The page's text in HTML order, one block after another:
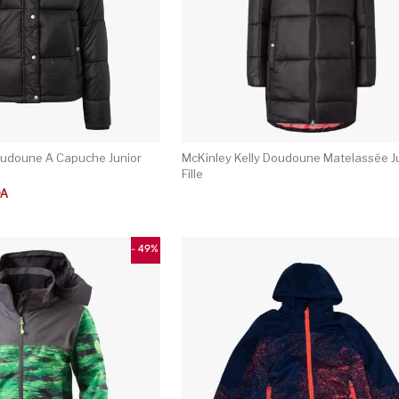
A Capuche Junior
950DA.
450DA.
McKinley Kelly Doudoune Matelassée
Fille
- 49%
Ce produit a plusieurs variations. Les